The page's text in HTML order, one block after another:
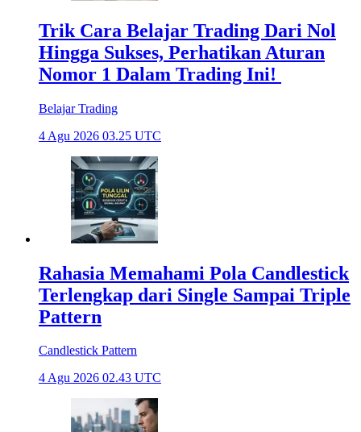
Trik Cara Belajar Trading Dari Nol
Hingga Sukses, Perhatikan Aturan
Nomor 1 Dalam Trading Ini!
Belajar Trading
4 Agu 2026 03.25 UTC
Rahasia Memahami Pola Candlestick
Terlengkap dari Single Sampai Triple
Pattern
Candlestick Pattern
4 Agu 2026 02.43 UTC